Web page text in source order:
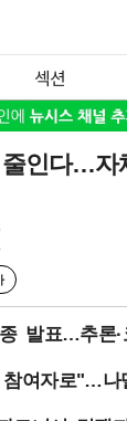
섹션
인다…자
발표…추론·
여자로"…